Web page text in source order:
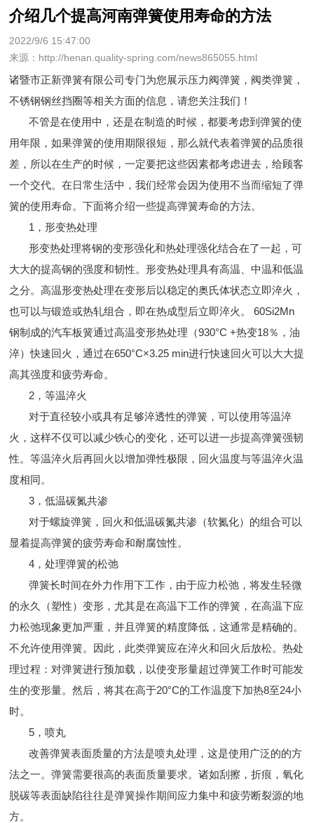
介绍几个提高河南弹簧使用寿命的方法
2022/9/6 15:47:00
来源：http://henan.quality-spring.com/news865055.html
诸暨市正新弹簧有限公司专门为您展示压力阀弹簧 ，阀类弹簧，
不锈钢钢丝挡圈等相关方面的信息，请您关注我们！
不管是在使用中，还是在制造的时候，都要考虑到弹簧的使
用年限，如果弹簧的使用期限很短，那么就代表着弹簧的品质很
差，所以在生产的时候，一定要把这些因素都考虑进去，给顾客
一个交代。在日常生活中，我们经常会因为使用不当而缩短了弹
簧的使用寿命。下面将介绍一些提高弹簧寿命的方法。
1，形变热处理
形变热处理将钢的变形强化和热处理强化结合在了一起，可
大大的提高钢的强度和韧性。形变热处理具有高温、中温和低温
之分。高温形变热处理在变形后以稳定的奥氏体状态立即淬火，
也可以与锻造或热轧组合，即在热成型后立即淬火。 60Si2Mn
钢制成的汽车板簧通过高温变形热处理（930°C +热变18％，油
淬）快速回火，通过在650°C×3.25 min进行快速回火可以大大提
高其强度和疲劳寿命。
2，等温淬火
对于直径较小或具有足够淬透性的弹簧，可以使用等温淬
火，这样不仅可以减少铁心的变化，还可以进一步提高弹簧强韧
性。等温淬火后再回火以增加弹性极限，回火温度与等温淬火温
度相同。
3，低温碳氮共渗
对于螺旋弹簧，回火和低温碳氮共渗（软氮化）的组合可以
显着提高弹簧的疲劳寿命和耐腐蚀性。
4，处理弹簧的松弛
弹簧长时间在外力作用下工作，由于应力松弛，将发生轻微
的永久（塑性）变形，尤其是在高温下工作的弹簧，在高温下应
力松弛现象更加严重，并且弹簧的精度降低，这通常是精确的。
不允许使用弹簧。因此，此类弹簧应在淬火和回火后放松。热处
理过程：对弹簧进行预加载，以使变形量超过弹簧工作时可能发
生的变形量。然后，将其在高于20°C的工作温度下加热8至24小
时。
5，喷丸
改善弹簧表面质量的方法是喷丸处理，这是使用广泛的的方
法之一。弹簧需要很高的表面质量要求。诸如刮擦，折痕，氧化
脱碳等表面缺陷往往是弹簧操作期间应力集中和疲劳断裂源的地
方。